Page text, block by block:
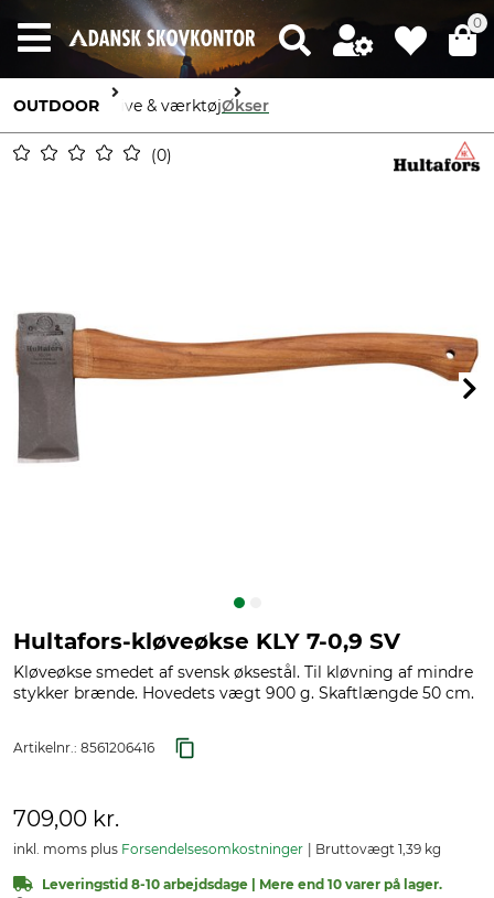
0
OUTDOOR Knive & værktøjØkser
0
Hultafors-kløveøkse KLY 7-0,9 SV
Kløveøkse smedet af svensk øksestål. Til kløvning af mindre
stykker brænde. Hovedets vægt 900 g. Skaftlængde 50 cm.
Artikelnr.: 8561206416
709,00 kr.
inkl. moms plus Forsendelsesomkostninger Bruttovægt 1,39 kg
Leveringstid 8-10 arbejdsdage | Mere end 10 varer på lager.